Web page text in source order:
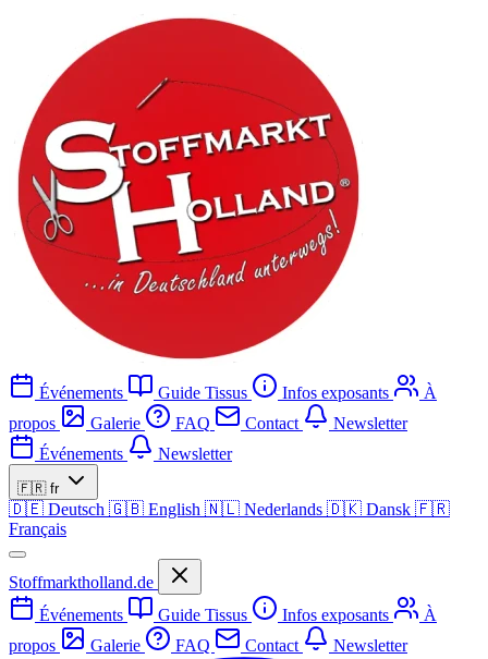
Événements Guide Tissus Infos exposants
À
propos
Galerie FAQ Contact
Newsletter
Événements
Newsletter
🇫🇷 fr
🇩🇪 Deutsch 🇬🇧 English 🇳🇱 Nederlands 🇩🇰 Dansk 🇫🇷
Français
Stoffmarktholland.de
Événements
Guide Tissus Infos exposants
À
propos
Galerie FAQ Contact Newsletter